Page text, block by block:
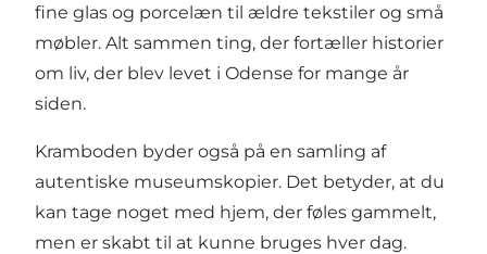
fine glas og porcelæn til ældre tekstiler og små
møbler. Alt sammen ting, der fortæller historier
om liv, der blev levet i Odense for mange år
siden.
Kramboden byder også på en samling af
autentiske museumskopier. Det betyder, at du
kan tage noget med hjem, der føles gammelt,
men er skabt til at kunne bruges hver dag.